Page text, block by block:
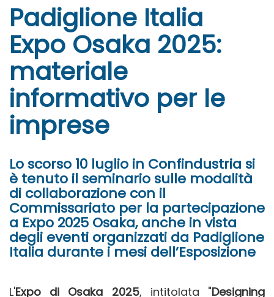
Padiglione Italia
Expo Osaka 2025:
materiale
informativo per le
imprese
Lo scorso 10 luglio in Confindustria si
è tenuto il seminario sulle modalità
di collaborazione con il
Commissariato per la partecipazione
a Expo 2025 Osaka, anche in vista
degli eventi organizzati da Padiglione
Italia durante i mesi dell’Esposizione
L'Expo di Osaka 2025, intitolata "Designing